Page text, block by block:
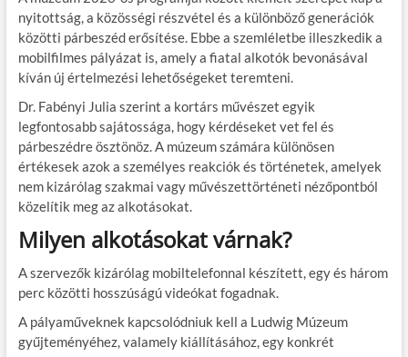
nyitottság, a közösségi részvétel és a különböző generációk
közötti párbeszéd erősítése. Ebbe a szemléletbe illeszkedik a
mobilfilmes pályázat is, amely a fiatal alkotók bevonásával
kíván új értelmezési lehetőségeket teremteni.
Dr. Fabényi Julia szerint a kortárs művészet egyik
legfontosabb sajátossága, hogy kérdéseket vet fel és
párbeszédre ösztönöz. A múzeum számára különösen
értékesek azok a személyes reakciók és történetek, amelyek
nem kizárólag szakmai vagy művészettörténeti nézőpontból
közelítik meg az alkotásokat.
Milyen alkotásokat várnak?
A szervezők kizárólag mobiltelefonnal készített, egy és három
perc közötti hosszúságú videókat fogadnak.
A pályaműveknek kapcsolódniuk kell a Ludwig Múzeum
gyűjteményéhez, valamely kiállításához, egy konkrét